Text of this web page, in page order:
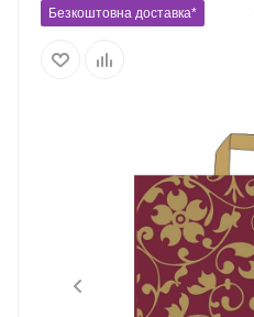
Безкоштовна доставка*